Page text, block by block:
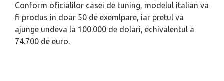
Conform oficialilor casei de tuning, modelul italian va
fi produs in doar 50 de exemlpare, iar pretul va
ajunge undeva la 100.000 de dolari, echivalentul a
74.700 de euro.